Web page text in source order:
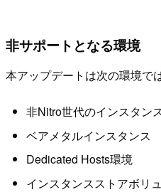
非サポートとなる環境
本アップデートは次の環境で
非Nitro世代のインスタン
ベアメタルインスタンス
Dedicated Hosts環境
インスタンスストアボリ